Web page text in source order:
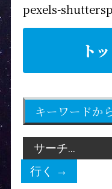
pexels-
ト
キーワードか